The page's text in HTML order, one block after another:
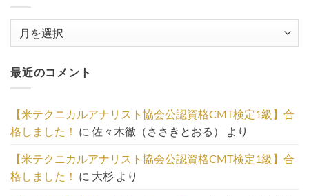
事
の
覧
は
こ
ち
ら
最近のコメント
【米テクニカルアナリスト協会公認資格CMT検定1級】合
格しました！ に 佐々木徹（ささきとおる） より
【米テクニカルアナリスト協会公認資格CMT検定1級】合
格しました！ に 大杉 より